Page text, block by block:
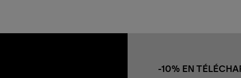
-10% EN